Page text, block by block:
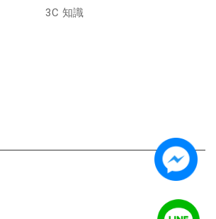
3C 知識